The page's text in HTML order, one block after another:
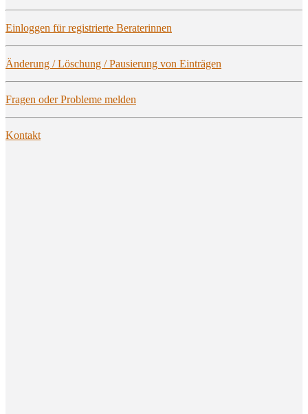
Ein­log­gen für regis­trier­te Beraterinnen
Ände­rung / Löschung / Pau­sie­rung von Einträgen
Fra­gen oder Pro­ble­me melden
Kon­takt